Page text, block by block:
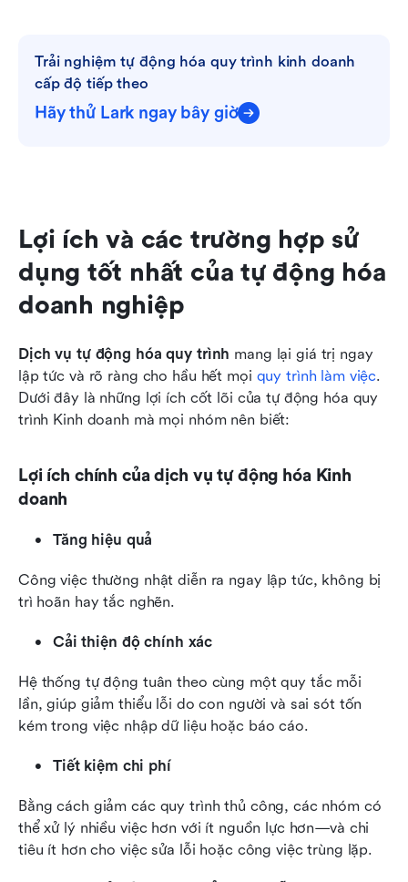
Trải nghiệm tự động hóa quy trình kinh doanh
cấp độ tiếp theo
Hãy thử Lark ngay bây giờ
Lợi ích và các trường hợp sử
dụng tốt nhất của tự động hóa
doanh nghiệp
Dịch vụ tự động hóa quy trình mang lại giá trị ngay
lập tức và rõ ràng cho hầu hết mọi quy trình làm việc.
Dưới đây là những lợi ích cốt lõi của tự động hóa quy
trình Kinh doanh mà mọi nhóm nên biết:
Lợi ích chính của dịch vụ tự động hóa Kinh
doanh
Tăng hiệu quả
Công việc thường nhật diễn ra ngay lập tức, không bị
trì hoãn hay tắc nghẽn.
Cải thiện độ chính xác
Hệ thống tự động tuân theo cùng một quy tắc mỗi
lần, giúp giảm thiểu lỗi do con người và sai sót tốn
kém trong việc nhập dữ liệu hoặc báo cáo.
Tiết kiệm chi phí
Bằng cách giảm các quy trình thủ công, các nhóm có
thể xử lý nhiều việc hơn với ít nguồn lực hơn—và chi
tiêu ít hơn cho việc sửa lỗi hoặc công việc trùng lặp.